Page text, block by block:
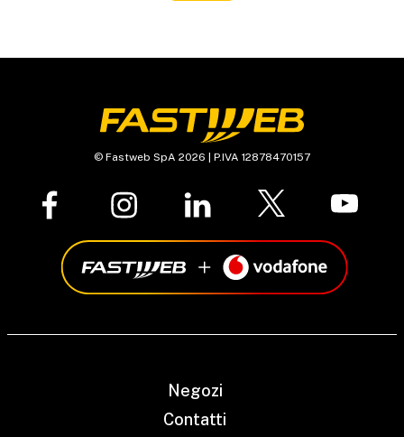
© Fastweb SpA 2026 | P.IVA 12878470157
Negozi
Contatti